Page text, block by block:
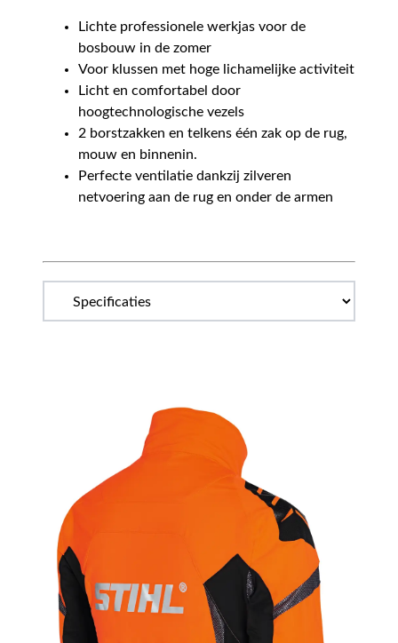
Lichte professionele werkjas voor de
bosbouw in de zomer
Voor klussen met hoge lichamelijke activiteit
Licht en comfortabel door
hoogtechnologische vezels
2 borstzakken en telkens één zak op de rug,
mouw en binnenin.
Perfecte ventilatie dankzij zilveren
netvoering aan de rug en onder de armen